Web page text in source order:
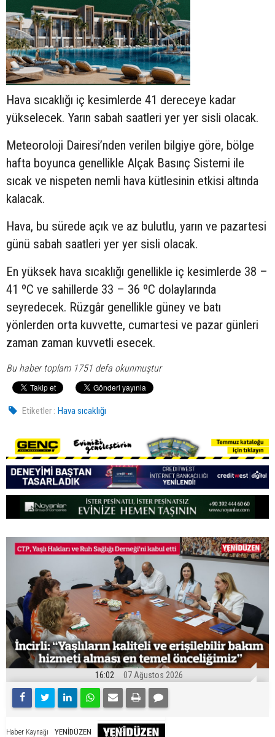
Hava sıcaklığı iç kesimlerde 41 dereceye kadar
yükselecek. Yarın sabah saatleri yer yer sisli olacak.
Meteoroloji Dairesi’nden verilen bilgiye göre, bölge
hafta boyunca genellikle Alçak Basınç Sistemi ile
sıcak ve nispeten nemli hava kütlesinin etkisi altında
kalacak.
Hava, bu sürede açık ve az bulutlu, yarın ve pazartesi
günü sabah saatleri yer yer sisli olacak.
En yüksek hava sıcaklığı genellikle iç kesimlerde 38 –
41 ºC ve sahillerde 33 – 36 ºC dolaylarında
seyredecek. Rüzgâr genellikle güney ve batı
yönlerden orta kuvvette, cumartesi ve pazar günleri
zaman zaman kuvvetli esecek.
Bu haber toplam 1751 defa okunmuştur
Etiketler : Hava sıcaklığı
16:02 07 Ağustos 2026
Haber Kaynağı YENİDÜZEN